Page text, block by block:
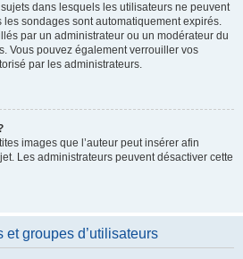
dans lesquels les utilisateurs ne peuvent
sondages sont automatiquement expirés.
par un administrateur ou un modérateur du
Vous pouvez également verrouiller vos
par les administrateurs.
images que l’auteur peut insérer afin
Les administrateurs peuvent désactiver cette
groupes d’utilisateurs